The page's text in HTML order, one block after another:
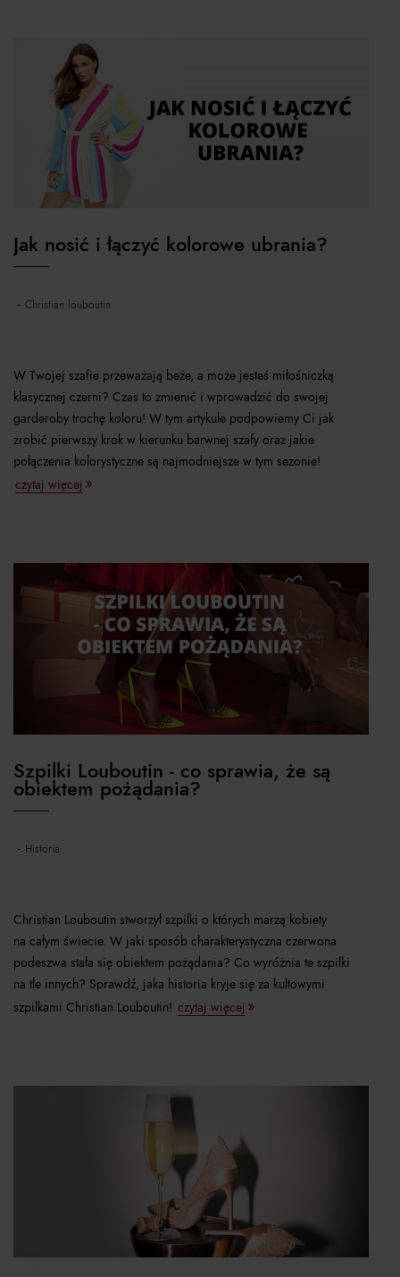
Jak nosić i łączyć kolorowe ubrania?
christian louboutin
W Twojej szafie przeważają beże, a może jesteś miłośniczką
klasycznej czerni? Czas to zmienić i wprowadzić do swojej
garderoby trochę koloru! W tym artykule podpowiemy Ci jak
zrobić pierwszy krok w kierunku barwnej szafy oraz jakie
połączenia kolorystyczne są najmodniejsze w tym sezonie!
czytaj więcej
Szpilki Louboutin - co sprawia, że są
obiektem pożądania?
historia
Christian Louboutin stworzył szpilki o których marzą kobiety
na całym świecie. W jaki sposób charakterystyczna czerwona
podeszwa stała się obiektem pożądania? Co wyróżnia te szpilki
na tle innych? Sprawdź, jaka historia kryje się za kultowymi
szpilkami Christian Louboutin! czytaj więcej